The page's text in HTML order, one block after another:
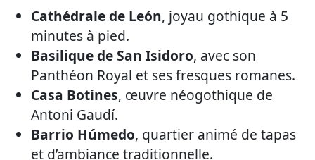
Cathédrale de León, joyau gothique à 5
minutes à pied.
Basilique de San Isidoro, avec son
Panthéon Royal et ses fresques romanes.
Casa Botines, œuvre néogothique de
Antoni Gaudí.
Barrio Húmedo, quartier animé de tapas
et d’ambiance traditionnelle.